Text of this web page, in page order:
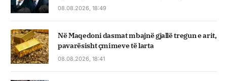
08.08.2026, 18:49
Në Maqedoni dasmat mbajnë gjallë tregun e arit,
pavarësisht çmimeve të larta
08.08.2026, 18:41